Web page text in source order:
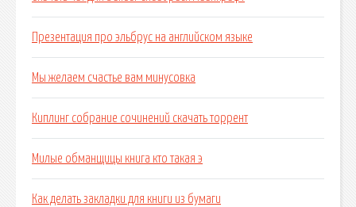
Презентация про эльбрус на английском языке
Мы желаем счастье вам минусовка
Киплинг собрание сочинений скачать торрент
Милые обманщицы книга кто такая э
Как делать закладки для книги из бумаги